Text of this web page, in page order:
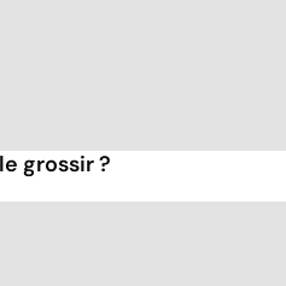
grossir ?